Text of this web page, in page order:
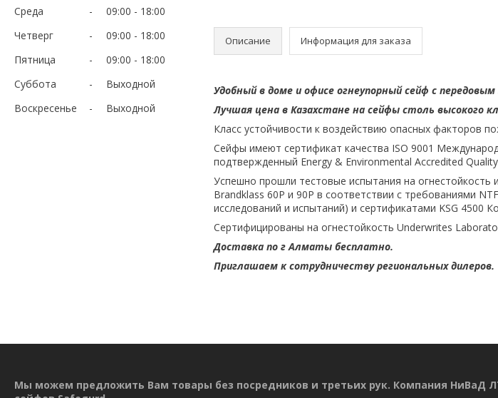
Среда
09:00
18:00
Четверг
09:00
18:00
Пятница
09:00
18:00
Суббота
Выходной
Воскресенье
Выходной
Описание Информация для заказа
Удобный в доме и офисе огнеупорный сейф с
Лучшая цена в Казахстане на сейфы столь высокого
Класс устойчивости к воздействию опасных факторов
Сейфы имеют сертификат качества ISO 9001
подтвержденный Energy & Environmental Accredited
Успешно прошли тестовые испытания на
Brandklass 60P и 90P в соответствии с требованиями
исследований и испытаний) и сертификатами KSG 4500
Сертифицированы на огнестойкость Underwrites
Доставка по г Алматы бесплатно.
Приглашаем к сотрудничеству региональных дилеров.
Мы можем предложить Вам товары без посредников и третьих рук. Компания НиВаД